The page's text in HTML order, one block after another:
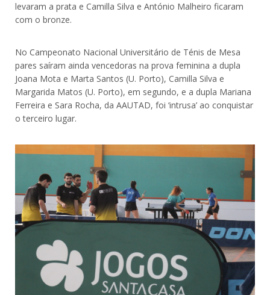
levaram a prata e Camilla Silva e António Malheiro ficaram
com o bronze.
No Campeonato Nacional Universitário de Ténis de Mesa
pares saíram ainda vencedoras na prova feminina a dupla
Joana Mota e Marta Santos (U. Porto), Camilla Silva e
Margarida Matos (U. Porto), em segundo, e a dupla Mariana
Ferreira e Sara Rocha, da AAUTAD, foi ‘intrusa’ ao conquistar
o terceiro lugar.